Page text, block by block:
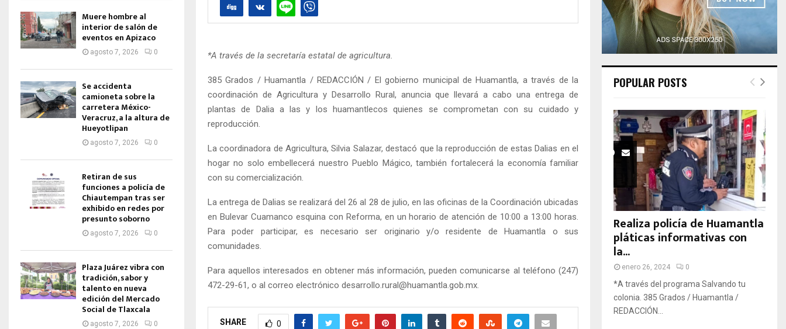
*A través de la secretaría estatal de agricultura.
385 Grados / Huamantla / REDACCIÓN / El gobierno municipal de Huamantla, a través de la
coordinación de Agricultura y Desarrollo Rural, anuncia que llevará a cabo una entrega de
plantas de Dalia a las y los huamantlecos quienes se comprometan con su cuidado y
reproducción.
La coordinadora de Agricultura, Silvia Salazar, destacó que la reproducción de estas Dalias en el
hogar no solo embellecerá nuestro Pueblo Mágico, también fortalecerá la economía familiar
con su comercialización.
La entrega de Dalias se realizará del 26 al 28 de julio, en las oficinas de la Coordinación ubicadas
en Bulevar Cuamanco esquina con Reforma, en un horario de atención de 10:00 a 13:00 horas.
Para poder participar, es necesario ser originario y/o residente de Huamantla o sus
comunidades.
Para aquellos interesados en obtener más información, pueden comunicarse al teléfono (247)
472-29-61, o al correo electrónico desarrollo.rural@huamantla.gob.mx.
SHARE 0
Muere hombre al
interior de salón de
eventos en Apizaco
agosto 7, 2026 0
Se accidenta
camioneta sobre la
carretera México-
Veracruz, a la altura de
Hueyotlipan
agosto 7, 2026 0
Retiran de sus
funciones a policía de
Chiautempan tras ser
exhibido en redes por
presunto soborno
agosto 7, 2026 0
Plaza Juárez vibra con
tradición, sabor y
talento en nueva
edición del Mercado
Social de Tlaxcala
agosto 7, 2026 0
POPULAR POSTS
Realiza policía de Huamantla
pláticas informativas con
la...
enero 26, 2024 0
*A través del programa Salvando tu
colonia. 385 Grados / Huamantla /
REDACCIÓN...